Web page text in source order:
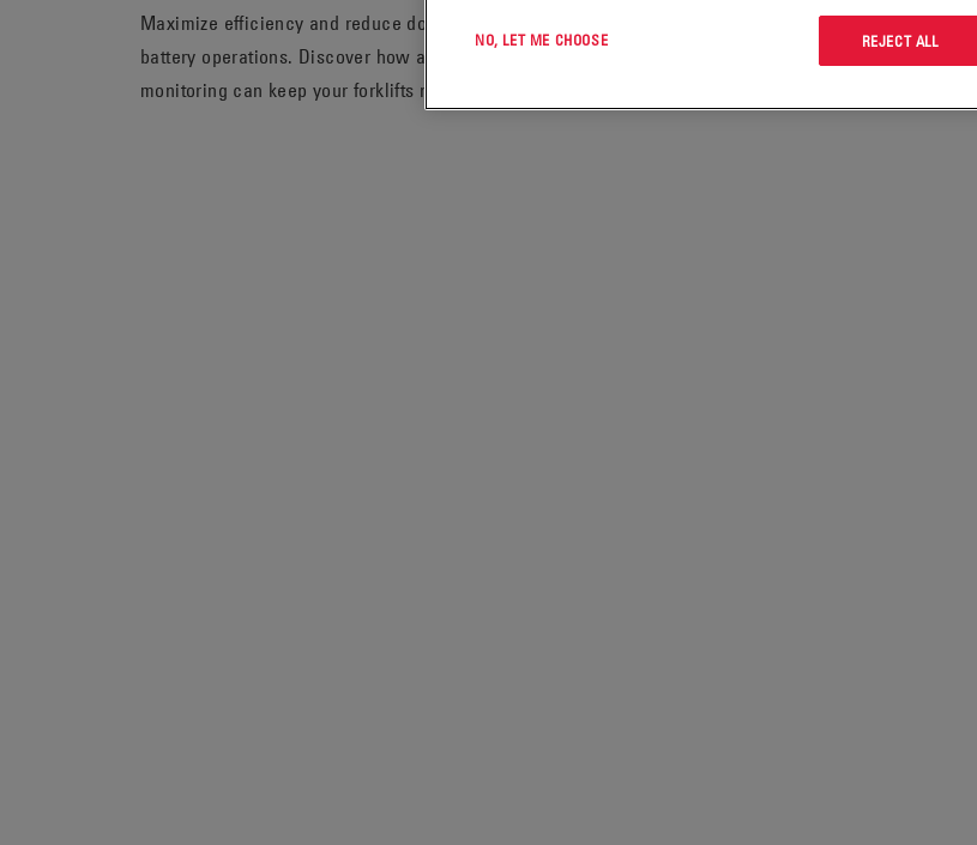
Maximize efficiency and reduce downtime with these six expert tips for optimizing your Class 3 forklift
battery operations. Discover how advanced TPPL technology, smart charging solutions, and proactive
monitoring can keep your forklifts running at peak performance.
NO, LET ME CHOOSE REJECT ALL